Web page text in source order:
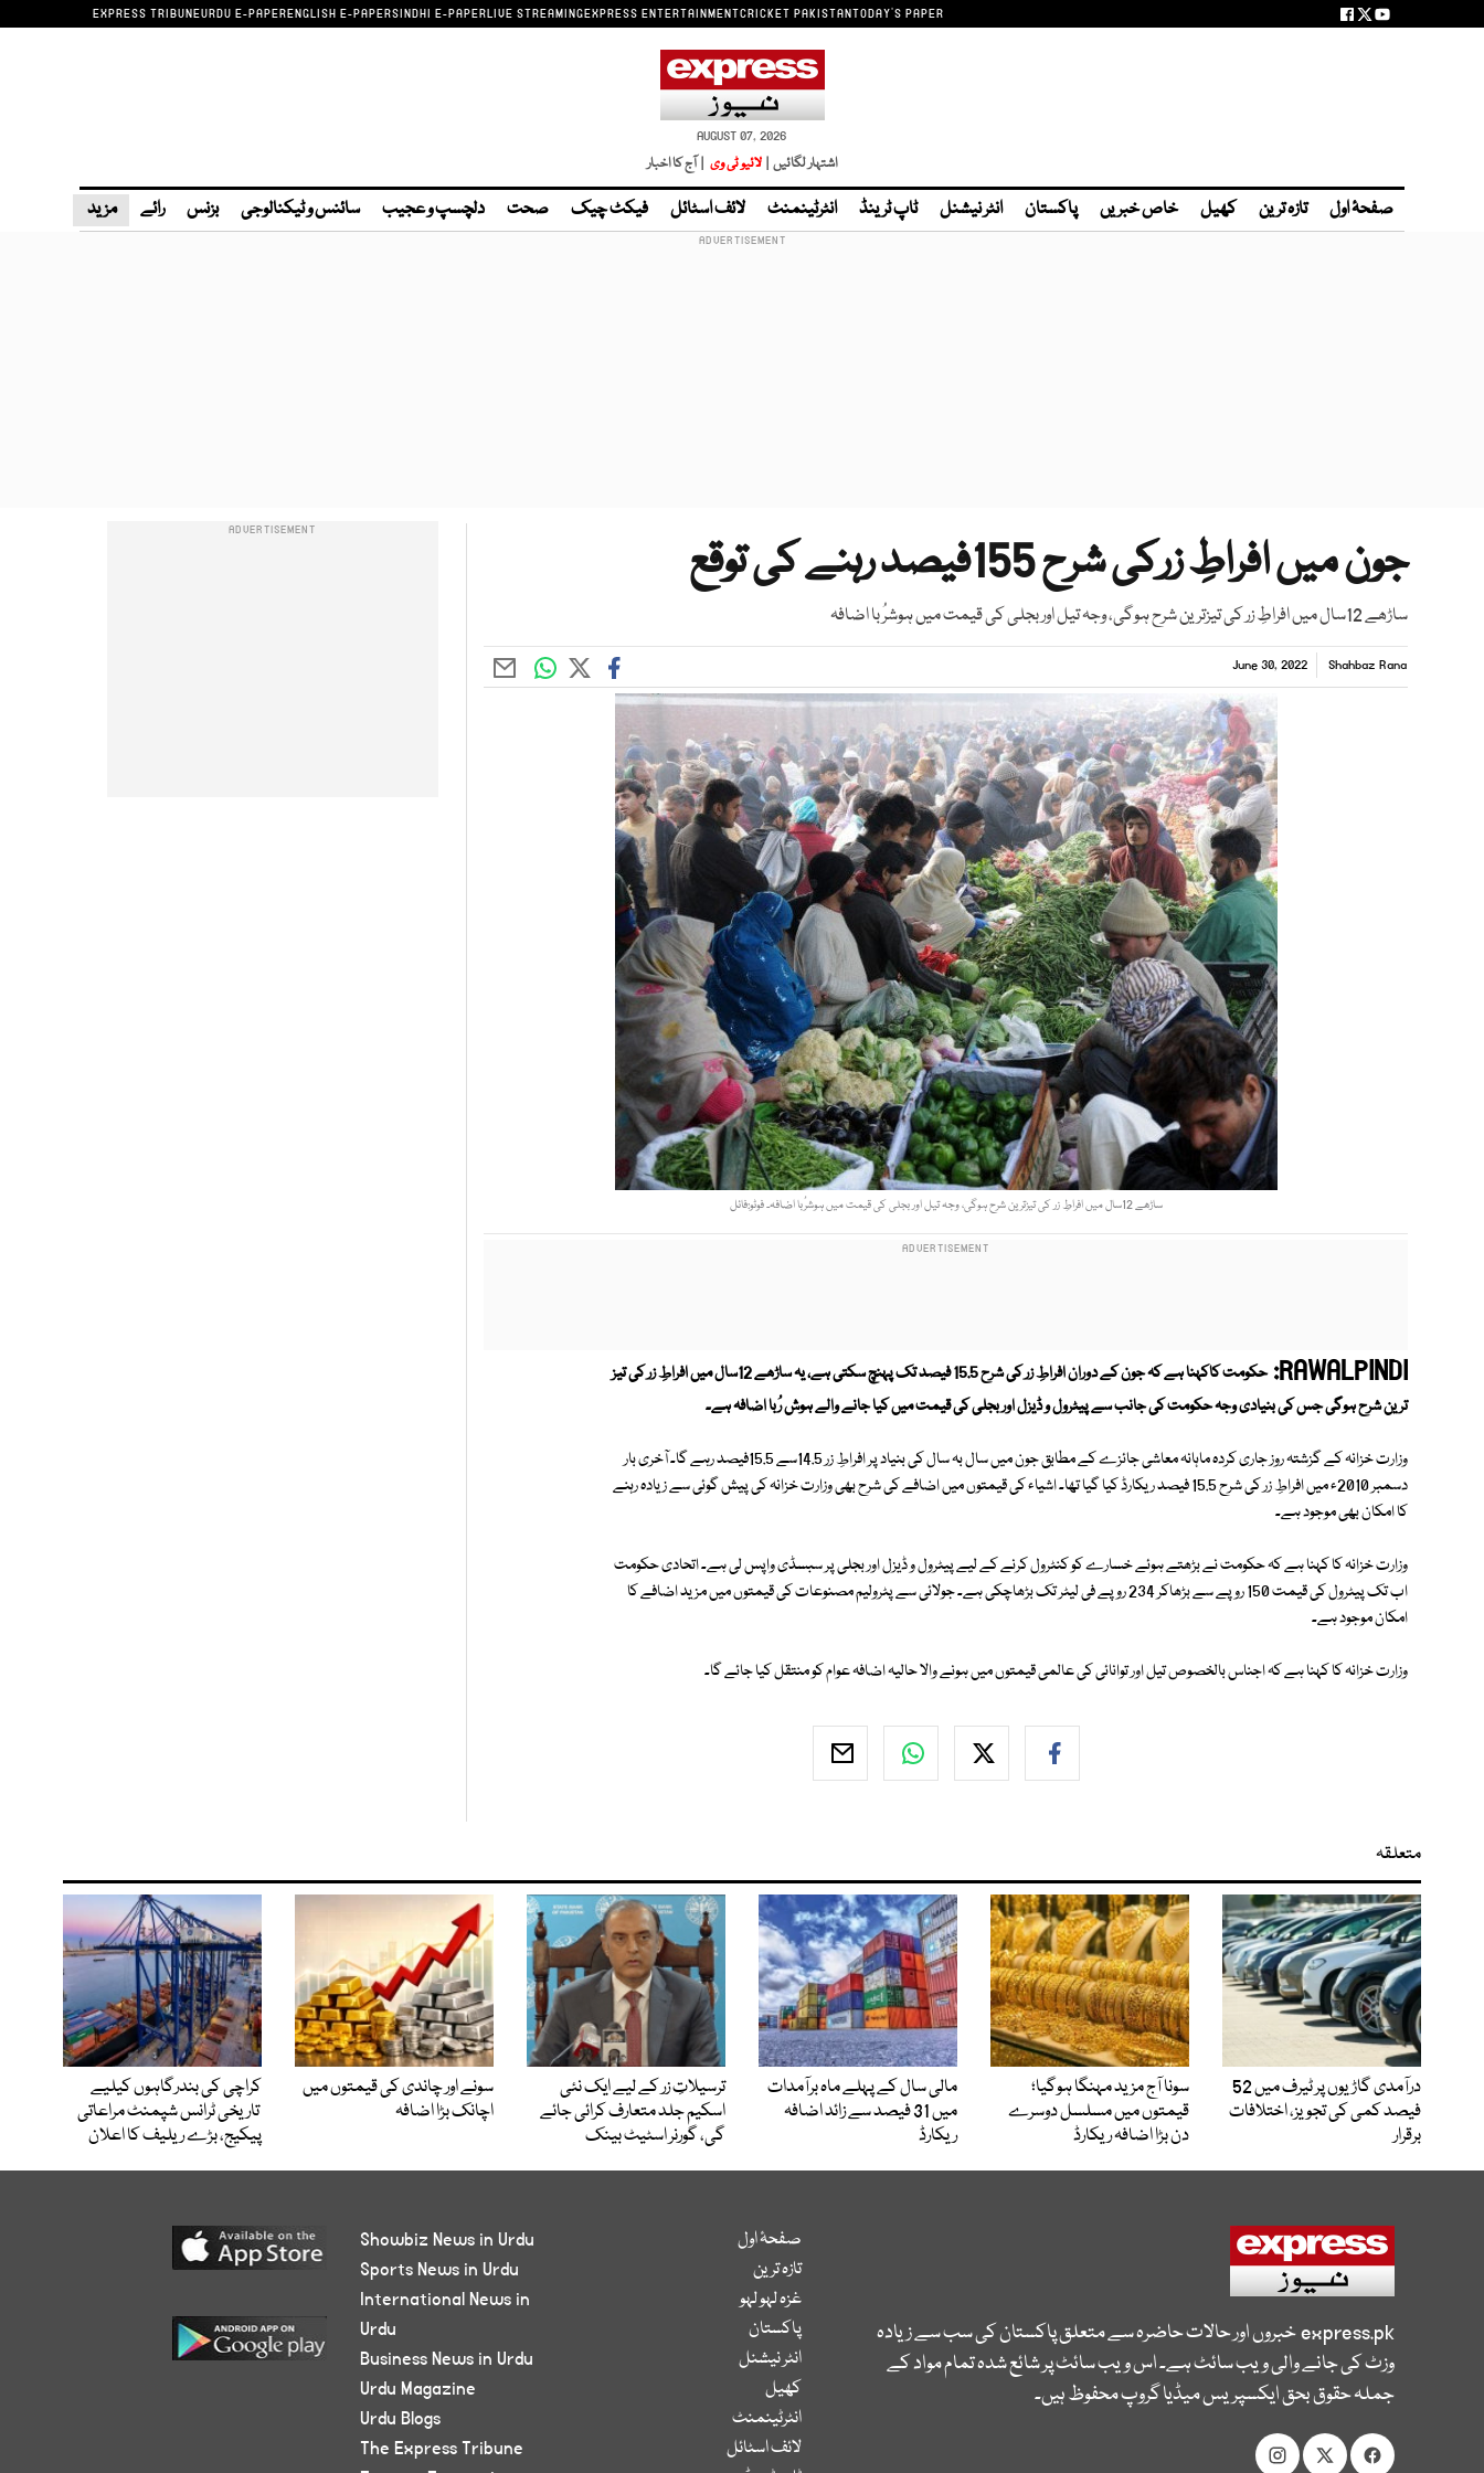
EXPRESS TRIBUNEURDU E-PAPERENGLISH E-PAPERSINDHI E-PAPERLIVE STREAMINGEXPRESS ENTERTAINMENTCRICKET PAKISTANTODAY'S PAPER
AUGUST 07, 2026
اشتہار لگائیں | لائیو ٹی وی | آج کا اخبار
صفحۂ اول تازہ ترین کھیل خاص خبریں پاکستان انٹر نیشنل ٹاپ ٹرینڈ انٹرٹینمنٹ لائف اسٹائل فیکٹ چیک صحت دلچسپ و عجیب سائنس و ٹیکنالوجی بزنس رائے مزید
جون میں افراطِ زرکی شرح 155فیصد رہنے کی توقع
ساڑھے 12سال میں افراطِ زر کی تیزترین شرح ہوگی، وجہ تیل اور بجلی کی قیمت میں ہوشرُبا اضافہ
Shahbaz Rana
June 30, 2022
ساڑھے 12سال میں افراطِ زر کی تیزترین شرح ہوگی، وجہ تیل اور بجلی کی قیمت میں ہوشرُبا اضافہ۔ فوٹو:فائل
RAWALPINDI:
حکومت کاکہنا ہے کہ جون کے دوران افراطِ زر کی شرح 15.5 فیصد تک پہنچ سکتی ہے، یہ ساڑھے 12سال میں افراطِ زر کی تیز
ترین شرح ہوگی جس کی بنیادی وجہ حکومت کی جانب سے پیٹرول و ڈیزل اور بجلی کی قیمت میں کیا جانے والے ہوش رُبا اضافہ ہے۔
وزارت خزانہ کے گزشتہ روز جاری کردہ ماہانہ معاشی جائزے کے مطابق جون میں سال بہ سال کی بنیاد پر افراطِ زر 14.5سے 15.5فیصد رہے گا۔ آخری بار
دسمبر 2010ء میں افراطِ زر کی شرح 15.5 فیصد ریکارڈ کیا گیا تھا۔ اشیاء کی قیمتوں میں اضافے کی شرح بھی وزارت خزانہ کی پیش گوئی سے زیادہ رہنے
کا امکان بھی موجود ہے۔
وزارت خزانہ کا کہنا ہے کہ حکومت نے بڑھتے ہوئے خسارے کو کنٹرول کرنے کے لیے پیٹرول و ڈیزل اور بجلی پر سبسڈی واپس لی ہے۔ اتحادی حکومت
اب تک پیٹرول کی قیمت 150 روپے سے بڑھاکر 234 روپے فی لیٹر تک بڑھاچکی ہے۔ جولائی سے پٹرولیم مصنوعات کی قیمتوں میں مزید اضافے کا
امکان موجود ہے۔
وزارت خزانہ کا کہنا ہے کہ اجناس بالخصوص تیل اور توانائی کی عالمی قیمتوں میں ہونے والا حالیہ اضافہ عوام کو منتقل کیا جائے گا۔
متعلقہ
درآمدی گاڑیوں پر ٹیرف میں 52
فیصد کمی کی تجویز، اختلافات
برقرار
سونا آج مزید مہنگا ہوگیا؛
قیمتوں میں مسلسل دوسرے
دن بڑا اضافہ ریکارڈ
مالی سال کے پہلے ماہ برآمدات
میں 31 فیصد سے زائد اضافہ
ریکارڈ
ترسیلاتِ زر کے لیے ایک نئی
اسکیم جلد متعارف کرائی جائے
گی، گورنر اسٹیٹ بینک
سونے اور چاندی کی قیمتوں میں
اچانک بڑا اضافہ
کراچی کی بندرگاہوں کیلیے
تاریخی ٹرانس شپمنٹ مراعاتی
پیکیج، بڑے ریلیف کا اعلان
express.pkخبروں اور حالات حاضرہ سے متعلق پاکستان کی سب سے زیادہ
وزٹ کی جانے والی ویب سائٹ ہے۔ اس ویب سائٹ پر شائع شدہ تمام مواد کے
جملہ حقوق بحق ایکسپریس میڈیا گروپ محفوظ ہیں۔
صفحۂ اول
تازہ ترین
غزہ لہو لہو
پاکستان
انٹر نیشنل
کھیل
انٹرٹینمنٹ
لائف اسٹائل
Showbiz News in Urdu
Sports News in Urdu
International News in
Urdu
Business News in Urdu
Urdu Magazine
Urdu Blogs
The Express Tribune